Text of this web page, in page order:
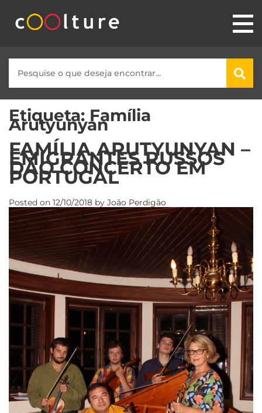
Etiqueta: Família
Arutyunyan
FAMÍLIA ARUTYUNYAN –
EMIGRANTES RUSSOS
DÃO CONCERTO EM
PORTUGAL
Posted on 12/10/2018 by João Perdigão